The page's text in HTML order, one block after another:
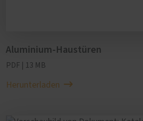
Aluminium-Haustüren
PDF | 13 MB
Herunterladen